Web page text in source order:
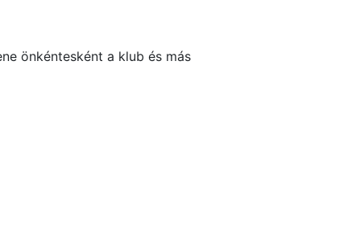
önkéntesként a klub és más